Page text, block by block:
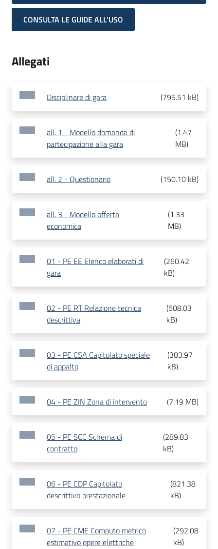
CONSULTA LE GUIDE ALL'USO
Allegati
Disciplinare di gara (795.51 kB)
all. 1 - Modello domanda di
partecipazione alla gara
(1.47
MB)
all. 2 - Questionario (150.10 kB)
all. 3 - Modello offerta
economica
(1.33
MB)
01 - PE EE Elenco elaborati di
gara
(260.42
kB)
02 - PE RT Relazione tecnica
descrittiva
(508.03
kB)
03 - PE CSA Capitolato speciale
di appalto
(383.97
kB)
04 - PE ZIN Zona di intervento (7.19 MB)
05 - PE SCC Schema di
contratto
(289.83
kB)
06 - PE CDP Capitolato
descrittivo prestazionale
(821.38
kB)
07 - PE CME Computo metrico
estimativo opere elettriche
(292.08
kB)